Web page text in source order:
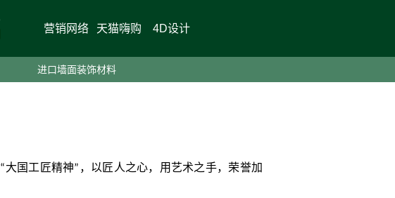
营销网络 天猫嗨购 4D设计
进口墙面装饰材料
“大国工匠精神” ，以匠人之心，用艺术之手，荣誉加